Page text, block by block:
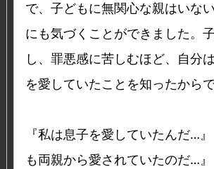
で、子どもに無関心な親はいな
にも気づくことができました。
し、罪悪感に苦しむほど、自分
を愛していたことを知ったからで
『私は息子を愛していたんだ…
も両親から愛されていたのだ…』